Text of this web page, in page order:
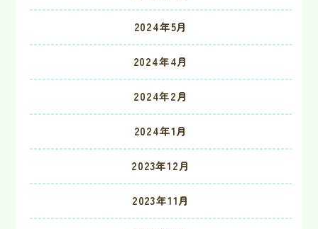
2024年5月
2024年4月
2024年2月
2024年1月
2023年12月
2023年11月